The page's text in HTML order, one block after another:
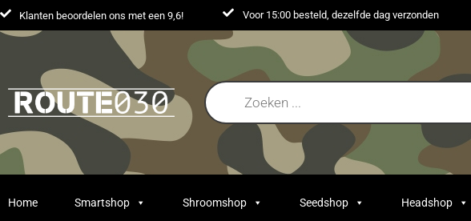
Klanten beoordelen ons met een 9,6! Voor 15:00 besteld, dezelfde dag verzonden
Home Smartshop Shroomshop Seedshop Headshop